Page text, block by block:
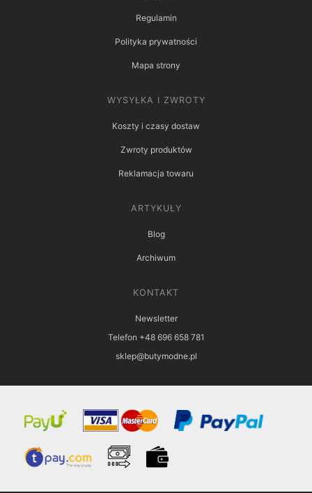
Regulamin
Polityka prywatności
Mapa strony
WYSYŁKA I ZWROTY
Koszty i czasy dostaw
Zwroty produktów
Reklamacja towaru
ARTYKUŁY
Blog
Archiwum
KONTAKT
Newsletter
Telefon +48 696 658 781
sklep@butymodne.pl